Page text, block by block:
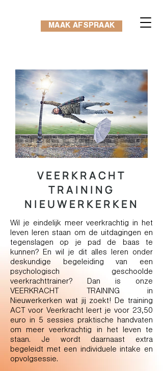
MAAK AFSPRAAK
VEERKRACHT
TRAINING
NIEUWERKERKEN
Wil je eindelijk meer veerkrachtig in het
leven leren staan om de uitdagingen en
tegenslagen op je pad de baas te
kunnen? En wil je dit alles leren onder
deskundige begeleiding van een
psychologisch geschoolde
veerkrachttrainer? Dan is onze
VEERKRACHT TRAINING in
Nieuwerkerken wat jij zoekt! De training
ACT voor Veerkracht leert je voor 23,50
euro in 5 sessies praktische handvaten
om meer veerkrachtig in het leven te
staan. Je wordt daarnaast extra
begeleidt met een individuele intake en
opvolgsessie.